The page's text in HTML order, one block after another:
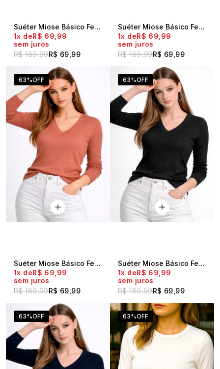
Suéter Miose Básico Feminino Gola V Preto
R$ 189,99R$ 69,99
1x
R$ 69,99
sem juros
Suéter Miose Básico Feminino Gola V Off White
R$ 189,99R$ 69,99
1x
R$ 69,99
sem juros
63%OFF
Suéter Miose Básico Feminino Gola V Nude
R$ 189,99R$ 69,99
1x
R$ 69,99
sem juros
63%OFF
Suéter Miose Básico Feminino Gola V Mescla Cinza
R$ 189,99R$ 69,99
1x
R$ 69,99
sem juros
63%OFF 63%OFF